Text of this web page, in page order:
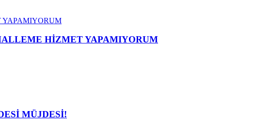
HİZMET YAPAMIYORUM
MÜJDESİ!